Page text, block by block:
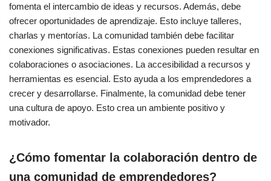
fomenta el intercambio de ideas y recursos. Además, debe
ofrecer oportunidades de aprendizaje. Esto incluye talleres,
charlas y mentorías. La comunidad también debe facilitar
conexiones significativas. Estas conexiones pueden resultar en
colaboraciones o asociaciones. La accesibilidad a recursos y
herramientas es esencial. Esto ayuda a los emprendedores a
crecer y desarrollarse. Finalmente, la comunidad debe tener
una cultura de apoyo. Esto crea un ambiente positivo y
motivador.
¿Cómo fomentar la colaboración dentro de
una comunidad de emprendedores?